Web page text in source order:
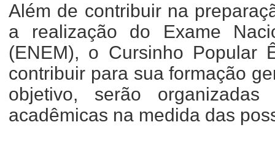
Além de contribuir na
a realização do Exame
(ENEM), o Cursinho Popular
contribuir para sua formação
objetivo, serão
acadêmicas na medida das